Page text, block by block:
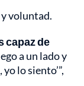
voluntad.
capaz de
a un lado y
lo siento’”,